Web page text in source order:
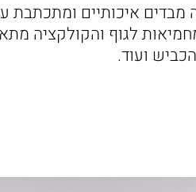
מבדים איכותיים ומתכתבת
לגוף והקולקציה
ועוד.